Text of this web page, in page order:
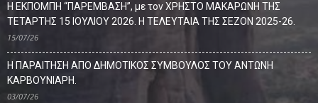
Η ΕΚΠΟΜΠΗ “ΠΑΡΕΜΒΑΣΗ”, με τον ΧΡΗΣΤΟ ΜΑΚΑΡΩΝΗ ΤΗΣ
ΤΕΤΑΡΤΗΣ 15 ΙΟΥΛΙΟΥ 2026. Η ΤΕΛΕΥΤΑΙΑ ΤΗΣ ΣΕΖΟΝ 2025-26.
15/07/26
Η ΠΑΡΑΙΤΗΣΗ ΑΠΟ ΔΗΜΟΤΙΚΟΣ ΣΥΜΒΟΥΛΟΣ ΤΟΥ ΑΝΤΩΝΗ
ΚΑΡΒΟΥΝΙΑΡΗ.
03/07/26